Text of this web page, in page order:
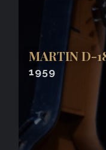
MARTIN D-
1959